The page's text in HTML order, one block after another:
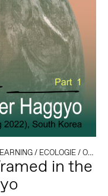
/ ECOLOGIE/OOST-AZIË
in the